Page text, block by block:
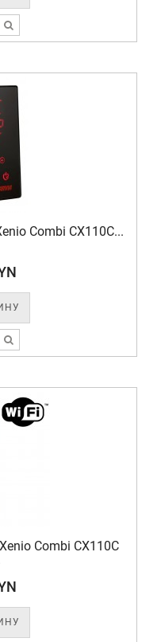
Combi CX110C...
Combi CX110C